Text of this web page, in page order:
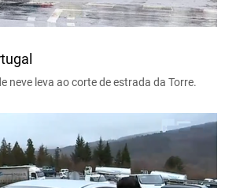
neve leva ao corte de estrada da Torre.